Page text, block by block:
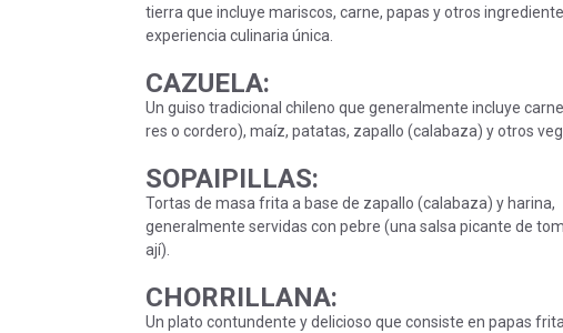
tierra que incluye mariscos, carne, papas y otros
experiencia culinaria única.
CAZUELA:
Un guiso tradicional chileno que generalmente incluye
res o cordero), maíz, patatas, zapallo (calabaza) y otros
SOPAIPILLAS:
Tortas de masa frita a base de zapallo (calabaza) y harina,
generalmente servidas con pebre (una salsa picante de
ají).
CHORRILLANA:
Un plato contundente y delicioso que consiste en papas